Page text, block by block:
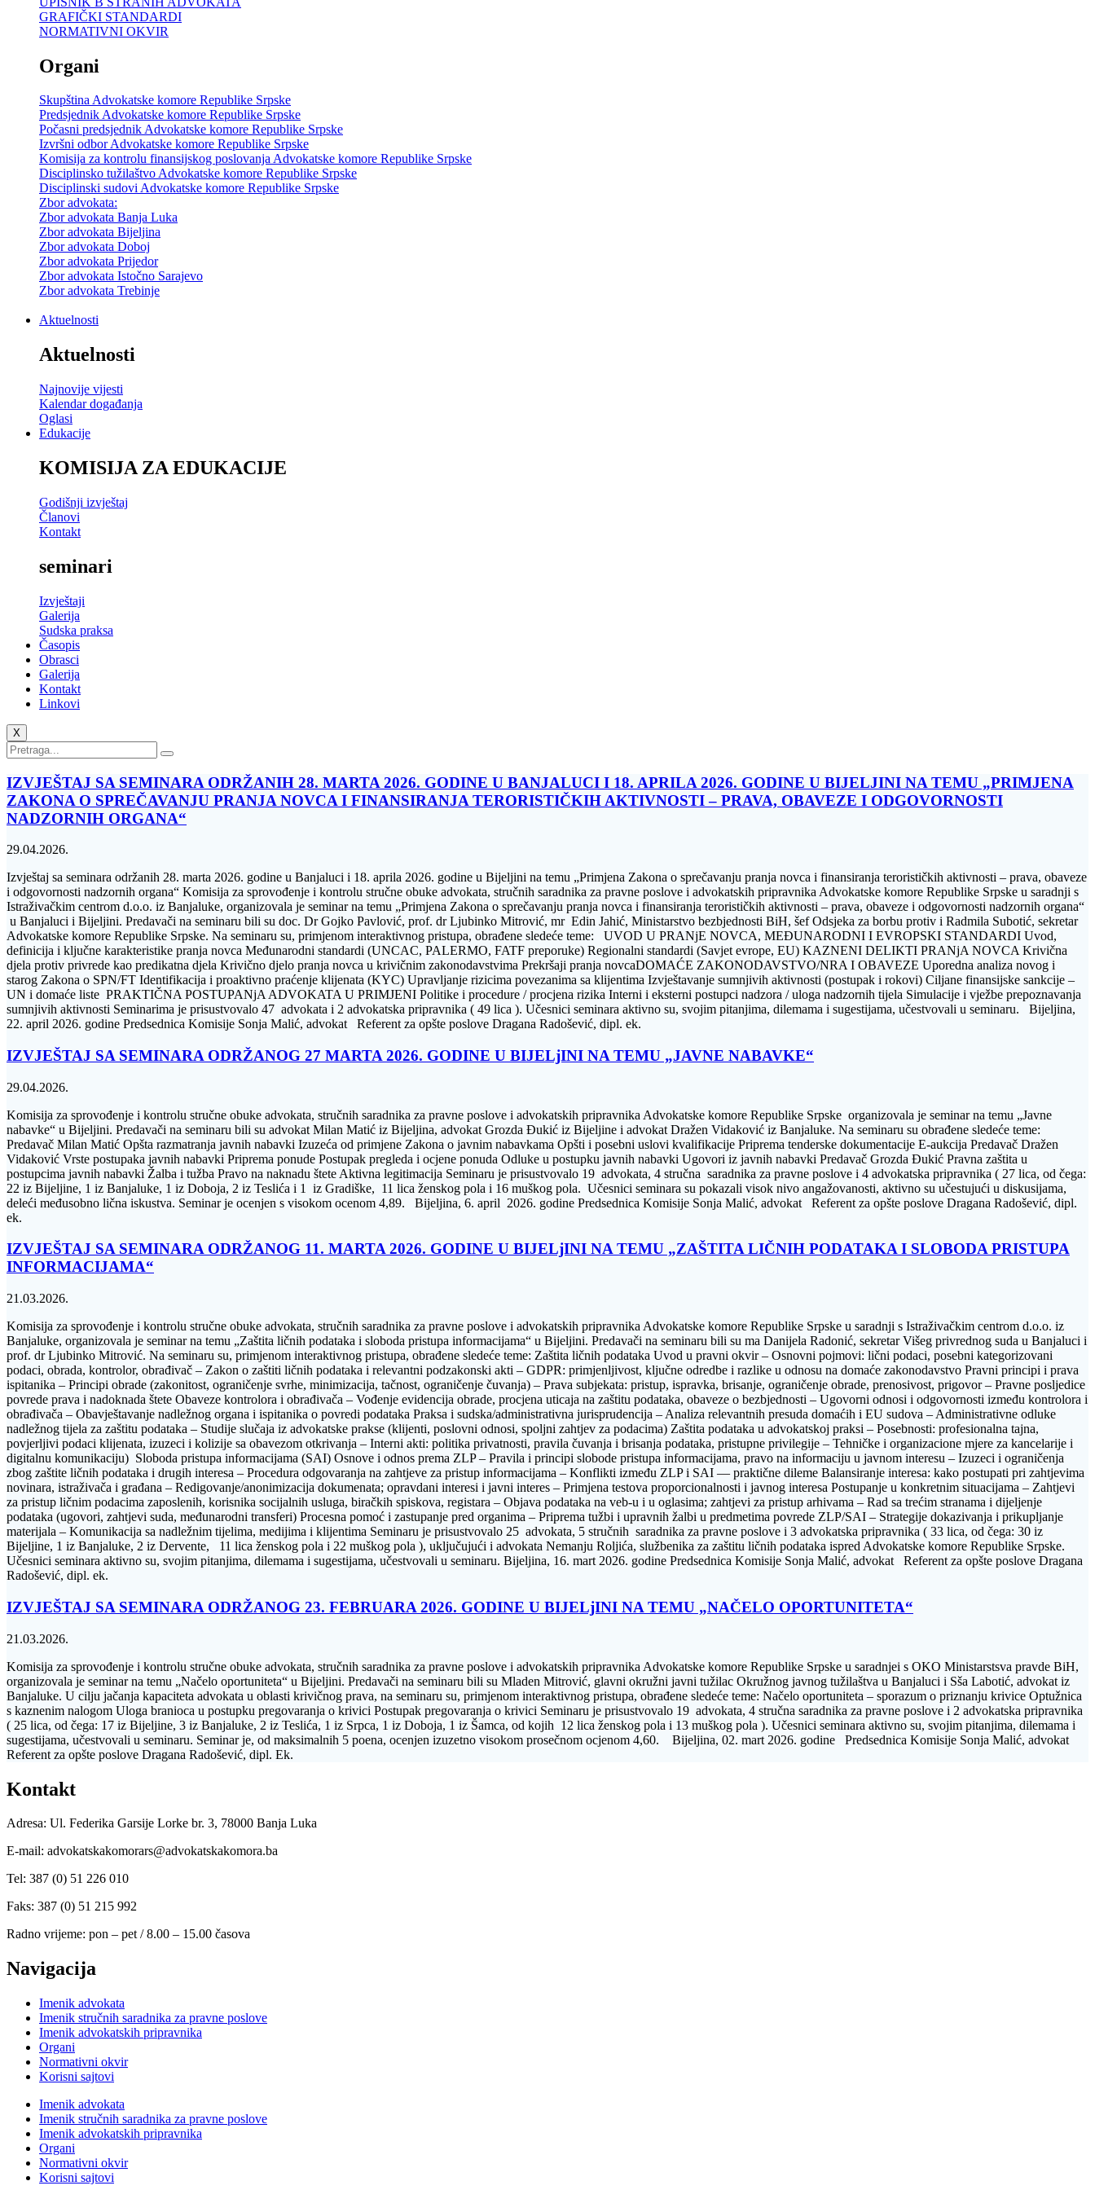
GRAFIČKI STANDARDI
NORMATIVNI OKVIR
Organi
Skupština Advokatske komore Republike Srpske
Predsjednik Advokatske komore Republike Srpske
Počasni predsjednik Advokatske komore Republike Srpske
Izvršni odbor Advokatske komore Republike Srpske
Komisija za kontrolu finansijskog poslovanja Advokatske komore Republike Srpske
Disciplinsko tužilaštvo Advokatske komore Republike Srpske
Disciplinski sudovi Advokatske komore Republike Srpske
Zbor advokata:
Zbor advokata Banja Luka
Zbor advokata Bijeljina
Zbor advokata Doboj
Zbor advokata Prijedor
Zbor advokata Istočno Sarajevo
Zbor advokata Trebinje
Aktuelnosti
Aktuelnosti
Najnovije vijesti
Kalendar događanja
Oglasi
Edukacije
KOMISIJA ZA EDUKACIJE
Godišnji izvještaj
Članovi
Kontakt
seminari
Izvještaji
Galerija
Sudska praksa
Časopis
Obrasci
Galerija
Kontakt
Linkovi
X
IZVJEŠTAJ SA SEMINARA ODRŽANIH 28. MARTA 2026. GODINE U BANJALUCI I 18. APRILA 2026. GODINE U BIJELJINI NA TEMU „PRIMJENA
ZAKONA O SPREČAVANJU PRANJA NOVCA I FINANSIRANJA TERORISTIČKIH AKTIVNOSTI – PRAVA, OBAVEZE I ODGOVORNOSTI
NADZORNIH ORGANA“
29.04.2026.
Izvještaj sa seminara održanih 28. marta 2026. godine u Banjaluci i 18. aprila 2026. godine u Bijeljini na temu „Primjena Zakona o sprečavanju pranja novca i finansiranja terorističkih aktivnosti – prava, obaveze
i odgovornosti nadzornih organa“ Komisija za sprovođenje i kontrolu stručne obuke advokata, stručnih saradnika za pravne poslove i advokatskih pripravnika Advokatske komore Republike Srpske u saradnji s
Istraživačkim centrom d.o.o. iz Banjaluke, organizovala je seminar na temu „Primjena Zakona o sprečavanju pranja novca i finansiranja terorističkih aktivnosti – prava, obaveze i odgovornosti nadzornih organa“
u Banjaluci i Bijeljini. Predavači na seminaru bili su doc. Dr Gojko Pavlović, prof. dr Ljubinko Mitrović, mr Edin Jahić, Ministarstvo bezbjednosti BiH, šef Odsjeka za borbu protiv i Radmila Subotić, sekretar
Advokatske komore Republike Srpske. Na seminaru su, primjenom interaktivnog pristupa, obrađene sledeće teme: UVOD U PRANjE NOVCA, MEĐUNARODNI I EVROPSKI STANDARDI Uvod,
definicija i ključne karakteristike pranja novca Međunarodni standardi (UNCAC, PALERMO, FATF preporuke) Regionalni standardi (Savjet evrope, EU) KAZNENI DELIKTI PRANjA NOVCA Krivična
djela protiv privrede kao predikatna djela Krivično djelo pranja novca u krivičnim zakonodavstvima Prekršaji pranja novcaDOMAĆE ZAKONODAVSTVO/NRA I OBAVEZE Uporedna analiza novog i
starog Zakona o SPN/FT Identifikacija i proaktivno praćenje klijenata (KYC) Upravljanje rizicima povezanima sa klijentima Izvještavanje sumnjivih aktivnosti (postupak i rokovi) Ciljane finansijske sankcije –
UN i domaće liste PRAKTIČNA POSTUPANjA ADVOKATA U PRIMJENI Politike i procedure / procjena rizika Interni i eksterni postupci nadzora / uloga nadzornih tijela Simulacije i vježbe prepoznavanja
sumnjivih aktivnosti Seminarima je prisustvovalo 47 advokata i 2 advokatska pripravnika ( 49 lica ). Učesnici seminara aktivno su, svojim pitanjima, dilemama i sugestijama, učestvovali u seminaru. Bijeljina,
22. april 2026. godine Predsednica Komisije Sonja Malić, advokat Referent za opšte poslove Dragana Radošević, dipl. ek.
IZVJEŠTAJ SA SEMINARA ODRŽANOG 27 MARTA 2026. GODINE U BIJELjINI NA TEMU „JAVNE NABAVKE“
29.04.2026.
Komisija za sprovođenje i kontrolu stručne obuke advokata, stručnih saradnika za pravne poslove i advokatskih pripravnika Advokatske komore Republike Srpske organizovala je seminar na temu „Javne
nabavke“ u Bijeljini. Predavači na seminaru bili su advokat Milan Matić iz Bijeljina, advokat Grozda Đukić iz Bijeljine i advokat Dražen Vidaković iz Banjaluke. Na seminaru su obrađene sledeće teme:
Predavač Milan Matić Opšta razmatranja javnih nabavki Izuzeća od primjene Zakona o javnim nabavkama Opšti i posebni uslovi kvalifikacije Priprema tenderske dokumentacije E-aukcija Predavač Dražen
Vidaković Vrste postupaka javnih nabavki Priprema ponude Postupak pregleda i ocjene ponuda Odluke u postupku javnih nabavki Ugovori iz javnih nabavki Predavač Grozda Đukić Pravna zaštita u
postupcima javnih nabavki Žalba i tužba Pravo na naknadu štete Aktivna legitimacija Seminaru je prisustvovalo 19 advokata, 4 stručna saradnika za pravne poslove i 4 advokatska pripravnika ( 27 lica, od čega:
22 iz Bijeljine, 1 iz Banjaluke, 1 iz Doboja, 2 iz Teslića i 1 iz Gradiške, 11 lica ženskog pola i 16 muškog pola. Učesnici seminara su pokazali visok nivo angažovanosti, aktivno su učestujući u diskusijama,
deleći međusobno lična iskustva. Seminar je ocenjen s visokom ocenom 4,89. Bijeljina, 6. april 2026. godine Predsednica Komisije Sonja Malić, advokat Referent za opšte poslove Dragana Radošević, dipl.
ek.
IZVJEŠTAJ SA SEMINARA ODRŽANOG 11. MARTA 2026. GODINE U BIJELjINI NA TEMU „ZAŠTITA LIČNIH PODATAKA I SLOBODA PRISTUPA
INFORMACIJAMA“
21.03.2026.
Komisija za sprovođenje i kontrolu stručne obuke advokata, stručnih saradnika za pravne poslove i advokatskih pripravnika Advokatske komore Republike Srpske u saradnji s Istraživačkim centrom d.o.o. iz
Banjaluke, organizovala je seminar na temu „Zaštita ličnih podataka i sloboda pristupa informacijama“ u Bijeljini. Predavači na seminaru bili su ma Danijela Radonić, sekretar Višeg privrednog suda u Banjaluci i
prof. dr Ljubinko Mitrović. Na seminaru su, primjenom interaktivnog pristupa, obrađene sledeće teme: Zaštita ličnih podataka Uvod u pravni okvir – Osnovni pojmovi: lični podaci, posebni kategorizovani
podaci, obrada, kontrolor, obrađivač – Zakon o zaštiti ličnih podataka i relevantni podzakonski akti – GDPR: primjenljivost, ključne odredbe i razlike u odnosu na domaće zakonodavstvo Pravni principi i prava
ispitanika – Principi obrade (zakonitost, ograničenje svrhe, minimizacija, tačnost, ograničenje čuvanja) – Prava subjekata: pristup, ispravka, brisanje, ograničenje obrade, prenosivost, prigovor – Pravne posljedice
povrede prava i nadoknada štete Obaveze kontrolora i obrađivača – Vođenje evidencija obrade, procjena uticaja na zaštitu podataka, obaveze o bezbjednosti – Ugovorni odnosi i odgovornosti između kontrolora i
obrađivača – Obavještavanje nadležnog organa i ispitanika o povredi podataka Praksa i sudska/administrativna jurisprudencija – Analiza relevantnih presuda domaćih i EU sudova – Administrativne odluke
nadležnog tijela za zaštitu podataka – Studije slučaja iz advokatske prakse (klijenti, poslovni odnosi, spoljni zahtjev za podacima) Zaštita podataka u advokatskoj praksi – Posebnosti: profesionalna tajna,
povjerljivi podaci klijenata, izuzeci i kolizije sa obavezom otkrivanja – Interni akti: politika privatnosti, pravila čuvanja i brisanja podataka, pristupne privilegije – Tehničke i organizacione mjere za kancelarije i
digitalnu komunikaciju) Sloboda pristupa informacijama (SAI) Osnove i odnos prema ZLP – Pravila i principi slobode pristupa informacijama, pravo na informaciju u javnom interesu – Izuzeci i ograničenja
zbog zaštite ličnih podataka i drugih interesa – Procedura odgovaranja na zahtjeve za pristup informacijama – Konflikti između ZLP i SAI — praktične dileme Balansiranje interesa: kako postupati pri zahtjevima
novinara, istraživača i građana – Redigovanje/anonimizacija dokumenata; opravdani interesi i javni interes – Primjena testova proporcionalnosti i javnog interesa Postupanje u konkretnim situacijama – Zahtjevi
za pristup ličnim podacima zaposlenih, korisnika socijalnih usluga, biračkih spiskova, registara – Objava podataka na veb-u i u oglasima; zahtjevi za pristup arhivama – Rad sa trećim stranama i dijeljenje
podataka (ugovori, zahtjevi suda, međunarodni transferi) Procesna pomoć i zastupanje pred organima – Priprema tužbi i upravnih žalbi u predmetima povrede ZLP/SAI – Strategije dokazivanja i prikupljanje
materijala – Komunikacija sa nadležnim tijelima, medijima i klijentima Seminaru je prisustvovalo 25 advokata, 5 stručnih saradnika za pravne poslove i 3 advokatska pripravnika ( 33 lica, od čega: 30 iz
Bijeljine, 1 iz Banjaluke, 2 iz Dervente, 11 lica ženskog pola i 22 muškog pola ), uključujući i advokata Nemanju Roljića, službenika za zaštitu ličnih podataka ispred Advokatske komore Republike Srpske.
Učesnici seminara aktivno su, svojim pitanjima, dilemama i sugestijama, učestvovali u seminaru. Bijeljina, 16. mart 2026. godine Predsednica Komisije Sonja Malić, advokat Referent za opšte poslove Dragana
Radošević, dipl. ek.
IZVJEŠTAJ SA SEMINARA ODRŽANOG 23. FEBRUARA 2026. GODINE U BIJELjINI NA TEMU „NAČELO OPORTUNITETA“
21.03.2026.
Komisija za sprovođenje i kontrolu stručne obuke advokata, stručnih saradnika za pravne poslove i advokatskih pripravnika Advokatske komore Republike Srpske u saradnjei s OKO Ministarstsva pravde BiH,
organizovala je seminar na temu „Načelo oportuniteta“ u Bijeljini. Predavači na seminaru bili su Mladen Mitrović, glavni okružni javni tužilac Okružnog javnog tužilaštva u Banjaluci i Sša Labotić, advokat iz
Banjaluke. U cilju jačanja kapaciteta advokata u oblasti krivičnog prava, na seminaru su, primjenom interaktivnog pristupa, obrađene sledeće teme: Načelo oportuniteta – sporazum o priznanju krivice Optužnica
s kaznenim nalogom Uloga branioca u postupku pregovaranja o krivici Postupak pregovaranja o krivici Seminaru je prisustvovalo 19 advokata, 4 stručna saradnika za pravne poslove i 2 advokatska pripravnika
( 25 lica, od čega: 17 iz Bijeljine, 3 iz Banjaluke, 2 iz Teslića, 1 iz Srpca, 1 iz Doboja, 1 iz Šamca, od kojih 12 lica ženskog pola i 13 muškog pola ). Učesnici seminara aktivno su, svojim pitanjima, dilemama i
sugestijama, učestvovali u seminaru. Seminar je, od maksimalnih 5 poena, ocenjen izuzetno visokom prosečnom ocjenom 4,60. Bijeljina, 02. mart 2026. godine Predsednica Komisije Sonja Malić, advokat
Referent za opšte poslove Dragana Radošević, dipl. Ek.
Kontakt
Adresa: Ul. Federika Garsije Lorke br. 3, 78000 Banja Luka
E-mail: advokatskakomorars@advokatskakomora.ba
Tel: 387 (0) 51 226 010
Faks: 387 (0) 51 215 992
Radno vrijeme: pon – pet / 8.00 – 15.00 časova
Navigacija
Imenik advokata
Imenik stručnih saradnika za pravne poslove
Imenik advokatskih pripravnika
Organi
Normativni okvir
Korisni sajtovi
Imenik advokata
Imenik stručnih saradnika za pravne poslove
Imenik advokatskih pripravnika
Organi
Normativni okvir
Korisni sajtovi